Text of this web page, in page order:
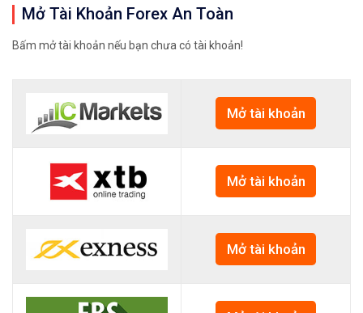
Mở Tài Khoản Forex An Toàn
Bấm mở tài khoản nếu bạn chưa có tài khoản!
Mở tài khoản
Mở tài khoản
Mở tài khoản